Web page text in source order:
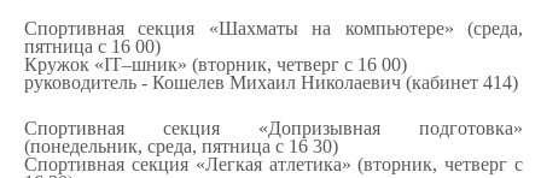
Спортивная секция «Шахматы на компьютере» (среда,
пятница с 16 00)
Кружок «IT–шник» (вторник, четверг с 16 00)
руководитель - Кошелев Михаил Николаевич (кабинет 414)
Спортивная секция «Допризывная подготовка»
(понедельник, среда, пятница с 16 30)
Спортивная секция «Легкая атлетика» (вторник, четверг с